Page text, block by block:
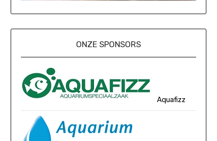
ONZE SPONSORS
Aquafizz